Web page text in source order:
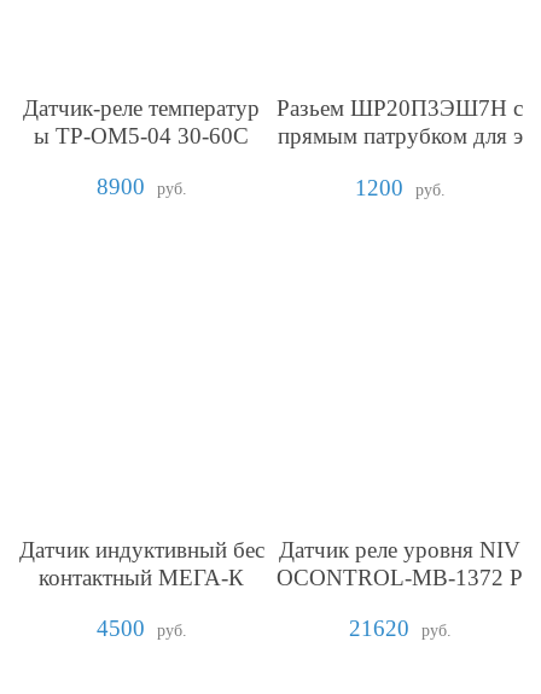
Датчик-реле температур
ы ТР-ОМ5-04 30-60С
8900
руб.
Разьем ШР20П3ЭШ7Н с
прямым патрубком для э
1200
руб.
Датчик индуктивный бес
контактный МЕГА-К
4500
руб.
Датчик реле уровня NIV
OCONTROL-MB-1372 P
21620
руб.